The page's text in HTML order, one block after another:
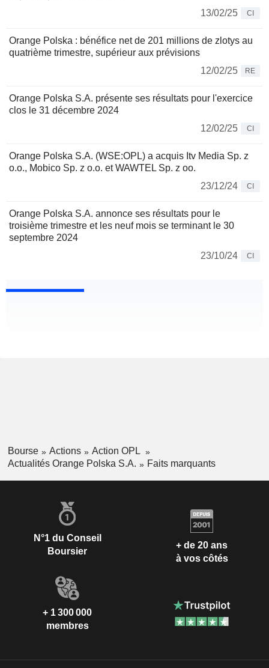
13/02/25
CI
Orange Polska : bénéfice net de 201 millions de zlotys au
quatrième trimestre, supérieur aux prévisions
12/02/25
RE
Orange Polska S.A. présente ses résultats pour l'exercice
clos le 31 décembre 2024
12/02/25
CI
Orange Polska S.A. (WSE:OPL) a acquis Itv Media Sp. z
o.o., Mobico Sp. z o.o. et WAWTEL Sp. z oo.
23/12/24
CI
Orange Polska S.A. annonce ses résultats pour le
troisième trimestre et les neuf mois se terminant le 30
septembre 2024
23/10/24
CI
Bourse Actions
Action OPL
Actualités Orange Polska S.A.
Faits marquants
N°1 du Conseil
Boursier
+ de 20 ans
à vos côtés
+ 1 300 000
membres